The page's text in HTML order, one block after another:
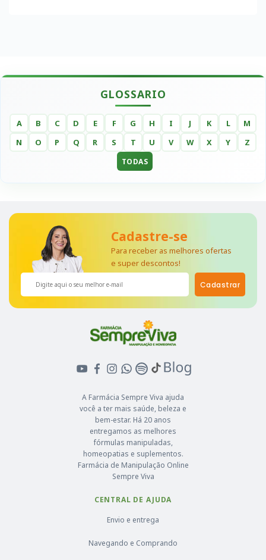
GLOSSARIO
A B C D E F G H I J K L
M
N
O P Q R S T U V W X Y Z
TODAS
A Farmácia Sempre Viva ajuda
você a ter mais saúde, beleza e
bem-estar. Há 20 anos
entregamos as melhores
fórmulas manipuladas,
homeopatias e suplementos.
Farmácia de Manipulação Online
Sempre Viva
CENTRAL DE AJUDA
Envio e entrega
Navegando e Comprando
Cadastre-se
Para receber as melhores ofertas
e super descontos!
Cadastrar